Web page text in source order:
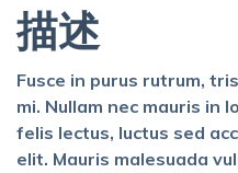
描述
Fusce in purus rutrum,
mi. Nullam nec mauris in
felis lectus, luctus sed
elit. Mauris malesuada